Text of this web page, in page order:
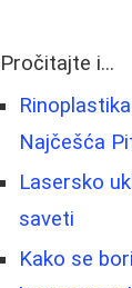
Pročitajte i...
Najčešća
Lasersko
saveti
Kako se